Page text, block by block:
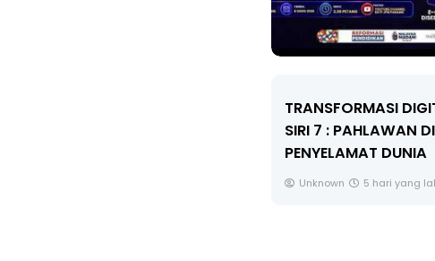
TRANSFORMASI
SIRI 7 : PAHLAWAN
PENYELAMAT DUNIA
Unknown 5 hari yang